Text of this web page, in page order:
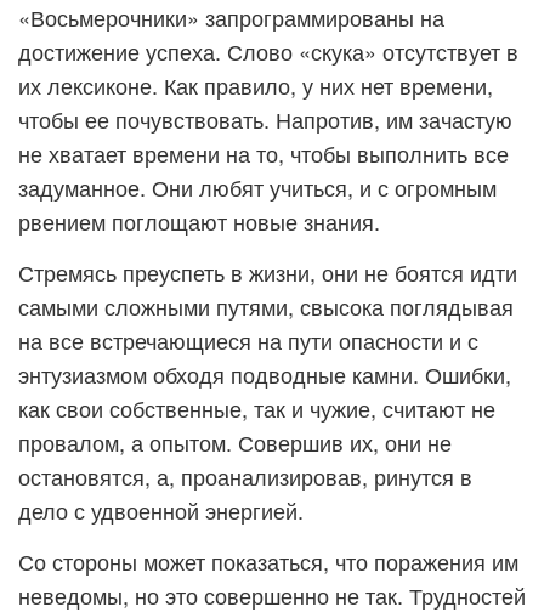
«Восьмерочники» запрограммированы на
достижение успеха. Слово «скука» отсутствует в
их лексиконе. Как правило, у них нет времени,
чтобы ее почувствовать. Напротив, им зачастую
не хватает времени на то, чтобы выполнить все
задуманное. Они любят учиться, и с огромным
рвением поглощают новые знания.
Стремясь преуспеть в жизни, они не боятся идти
самыми сложными путями, свысока поглядывая
на все встречающиеся на пути опасности и с
энтузиазмом обходя подводные камни. Ошибки,
как свои собственные, так и чужие, считают не
провалом, а опытом. Совершив их, они не
остановятся, а, проанализировав, ринутся в
дело с удвоенной энергией.
Со стороны может показаться, что поражения им
неведомы, но это совершенно не так. Трудностей